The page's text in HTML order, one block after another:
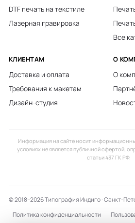
DTF печать на текстиле
Лазерная гравировка
Все
КЛИЕНТАМ
Доставка и оплата
Требования к макетам
Дизайн-студия
О
О
Информация на сайте носит
условиях не является публичной офертой,
статьи 437 ГК РФ.
© 2018–2026 Типография Индиго · Санкт-
Политика конфиденциальности